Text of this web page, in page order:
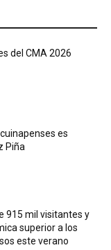
del CMA 2026
es
Piña
915 mil visitantes y
superior a los
este verano